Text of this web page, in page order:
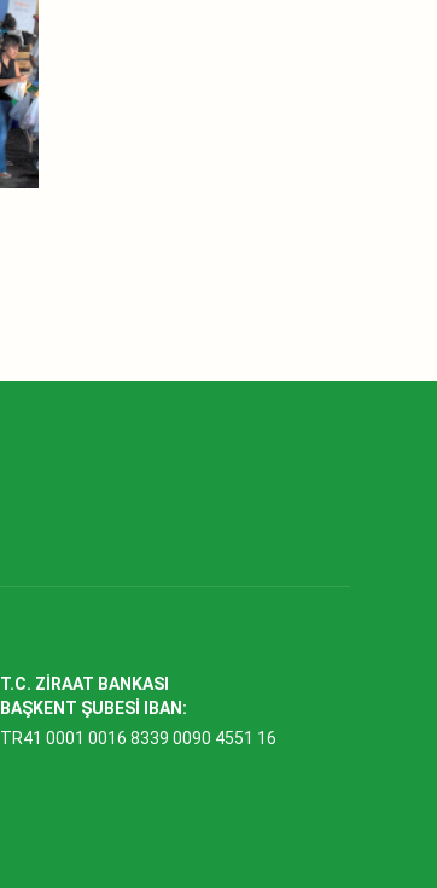
T.C. ZİRAAT BANKASI
BAŞKENT ŞUBESİ IBAN:
TR41 0001 0016 8339 0090 4551 16